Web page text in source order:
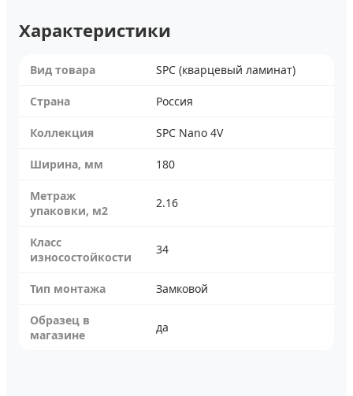
Характеристики
Вид товара SPC (кварцевый ламинат)
Страна Россия
Коллекция SPC Nano 4V
Ширина, мм 180
Метраж
упаковки, м2
2.16
Класс
износостойкости
34
Тип монтажа Замковой
Образец в
магазине
да